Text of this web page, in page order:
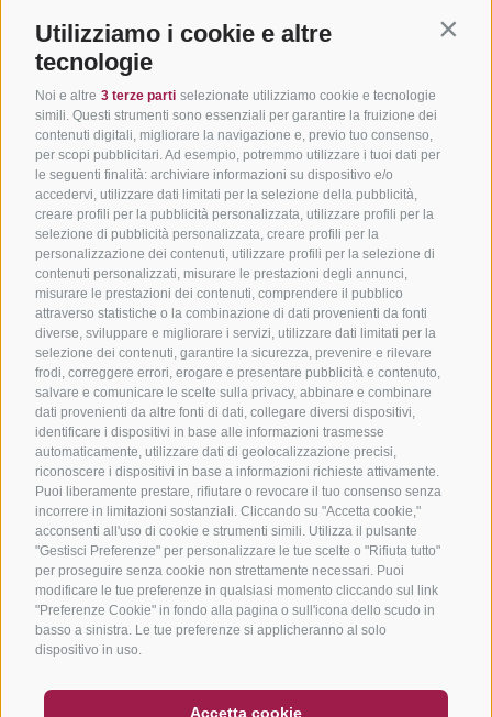
Utilizziamo i cookie e altre
tecnologie
Noi e altre 3 terze parti selezionate utilizziamo cookie e tecnologie
simili. Questi strumenti sono essenziali per garantire la fruizione dei
contenuti digitali, migliorare la navigazione e, previo tuo consenso,
per scopi pubblicitari. Ad esempio, potremmo utilizzare i tuoi dati per
le seguenti finalità: archiviare informazioni su dispositivo e/o
accedervi, utilizzare dati limitati per la selezione della pubblicità,
creare profili per la pubblicità personalizzata, utilizzare profili per la
selezione di pubblicità personalizzata, creare profili per la
personalizzazione dei contenuti, utilizzare profili per la selezione di
contenuti personalizzati, misurare le prestazioni degli annunci,
misurare le prestazioni dei contenuti, comprendere il pubblico
attraverso statistiche o la combinazione di dati provenienti da fonti
diverse, sviluppare e migliorare i servizi, utilizzare dati limitati per la
selezione dei contenuti, garantire la sicurezza, prevenire e rilevare
frodi, correggere errori, erogare e presentare pubblicità e contenuto,
salvare e comunicare le scelte sulla privacy, abbinare e combinare
dati provenienti da altre fonti di dati, collegare diversi dispositivi,
identificare i dispositivi in base alle informazioni trasmesse
automaticamente, utilizzare dati di geolocalizzazione precisi,
riconoscere i dispositivi in base a informazioni richieste attivamente.
Puoi liberamente prestare, rifiutare o revocare il tuo consenso senza
incorrere in limitazioni sostanziali. Cliccando su "Accetta cookie,"
acconsenti all'uso di cookie e strumenti simili. Utilizza il pulsante
"Gestisci Preferenze" per personalizzare le tue scelte o "Rifiuta tutto"
per proseguire senza cookie non strettamente necessari. Puoi
modificare le tue preferenze in qualsiasi momento cliccando sul link
"Preferenze Cookie" in fondo alla pagina o sull'icona dello scudo in
basso a sinistra. Le tue preferenze si applicheranno al solo
dispositivo in uso.
Accetta cookie